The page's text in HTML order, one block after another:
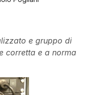
e gruppo di
corretta e a norma